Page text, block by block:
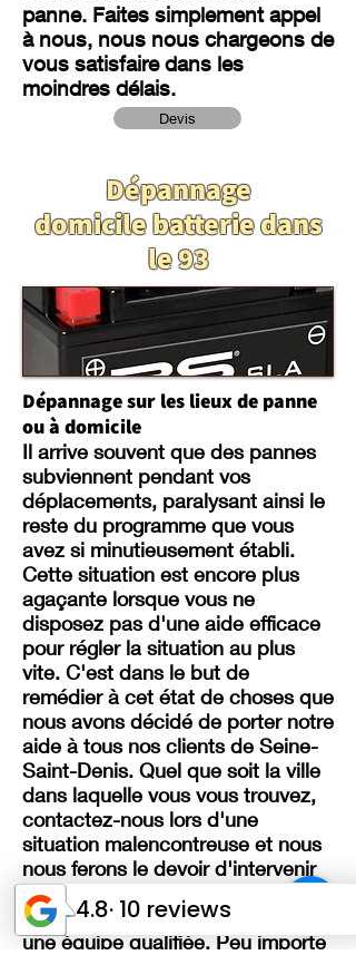
panne. Faites simplement appel
à nous, nous nous chargeons de
vous satisfaire dans les
moindres délais.
Devis
Dépannage
domicilebatterie dans
le 93
Dépannage sur les lieux de panne
ou à domicile
Il arrive souvent que des pannes
subviennent pendant vos
déplacements, paralysant ainsi le
reste du programme que vous
avez si minutieusement établi.
Cette situation est encore plus
agaçante lorsque vous ne
disposez pas d'une aide efficace
pour régler la situation au plus
vite. C'est dans le but de
remédier à cet état de choses que
nous avons décidé de porter notre
aide à tous nos clients de Seine-
Saint-Denis. Quel que soit la ville
dans laquelle vous vous trouvez,
contactez-nous lors d'une
situation malencontreuse et nous
nous ferons le devoir d'intervenir
promptement. Nous envoyons
vers vous notre dépanneuse et
une équipe qualifiée. Peu importe